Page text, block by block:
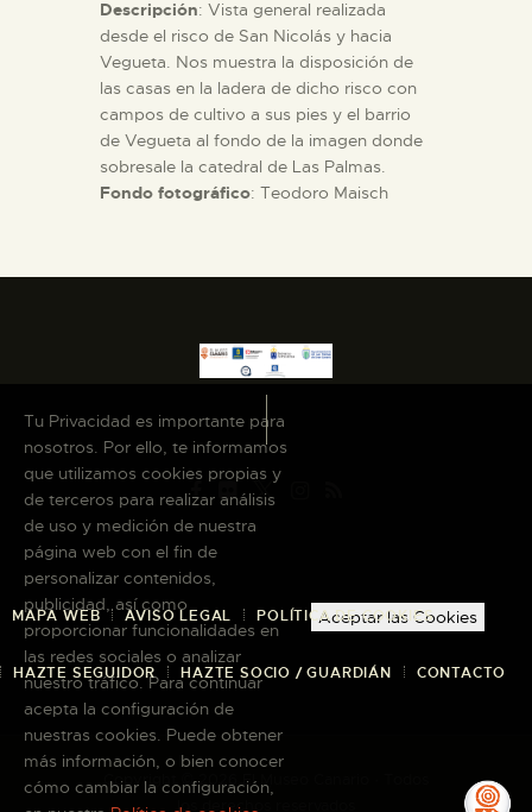
Descripción: Vista general realizada
desde el risco de San Nicolás y hacia
Vegueta. Nos muestra la disposición de
las casas en la ladera de dicho risco con
campos de cultivo a sus pies y el barrio
de Vegueta al fondo de la imagen donde
sobresale la catedral de Las Palmas.
Fondo fotográfico: Teodoro Maisch
MAPA WEB AVISO LEGAL POLÍTICA DE COOKIES
HAZTE SEGUIDOR HAZTE SOCIO / GUARDIÁN CONTACTO
Copyright © 2026 El Museo Canario · Todos
los derechos reservados
Tu Privacidad es importante para
nosotros. Por ello, te informamos
que utilizamos cookies propias y
de terceros para realizar análisis
de uso y medición de nuestra
página web con el fin de
personalizar contenidos,
publicidad, así como
proporcionar funcionalidades en
las redes sociales o analizar
nuestro tráfico. Para continuar
acepta la configuración de
nuestras cookies. Puede obtener
más información, o bien conocer
cómo cambiar la configuración,
Aceptar las Cookies